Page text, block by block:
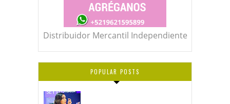
Distribuidor Mercantil Independiente
POPULAR POSTS